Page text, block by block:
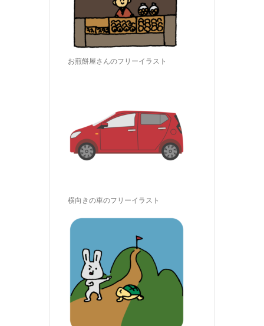
お煎餅屋さんのフリーイラスト
横向きの車のフリーイラスト